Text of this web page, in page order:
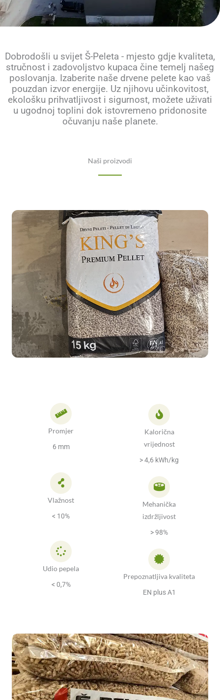
Dobrodošli u svijet Š-Peleta - mjesto gdje kvaliteta,
stručnost i zadovoljstvo kupaca čine temelj našeg
poslovanja. Izaberite naše drvene pelete kao vaš
pouzdan izvor energije. Uz njihovu učinkovitost,
ekološku prihvatljivost i sigurnost, možete uživati
u ugodnoj toplini dok istovremeno pridonosite
očuvanju naše planete.
Naši proizvodi
Promjer
6 mm
Vlažnost
< 10%
Udio pepela
< 0,7%
Kalorična
vrijednost
> 4,6 kWh/kg
Mehanička
izdržljivost
> 98%
Prepoznatljiva kvaliteta
EN plus A1